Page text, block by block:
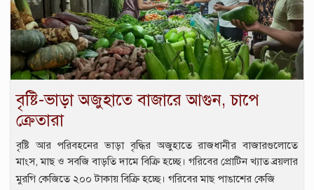
বৃষ্টি-ভাড়া অজুহাতে বাজারে আগুন, চাপে
ক্রেতারা
বৃষ্টি আর পরিবহনের ভাড়া বৃদ্ধির অজুহাতে রাজধানীর বাজারগুলোতে
মাংস, মাছ ও সবজি বাড়তি দামে বিক্রি হচ্ছে। গরিবের প্রোটিন খ্যাত ব্রয়লার
মুরগি কেজিতে ২০০ টাকায় বিক্রি হচ্ছে। গরিবের মাছ পাঙাশের কেজি